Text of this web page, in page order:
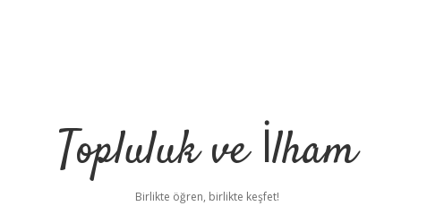
Topluluk ve İlham
Birlikte öğren, birlikte keşfet!